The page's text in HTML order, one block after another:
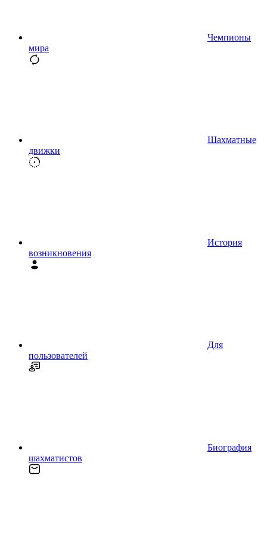
Чемпионы
мира
Шахматные
движки
История
возникновения
Для
пользователей
Биография
шахматистов